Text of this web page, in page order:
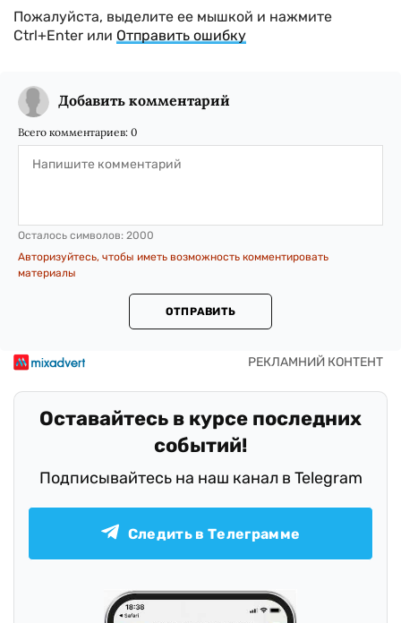
Пожалуйста, выделите ее мышкой и нажмите
Ctrl+Enter или Отправить ошибку
Добавить комментарий
Всего комментариев: 0
Осталось символов: 2000
Авторизуйтесь, чтобы иметь возможность комментировать
материалы
ОТПРАВИТЬ
Оставайтесь в курсе последних
событий!
Подписывайтесь на наш канал в Telegram
Следить в Телеграмме